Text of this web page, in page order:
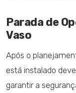
Parada de
Vaso
Após o
está instalado
garantir a